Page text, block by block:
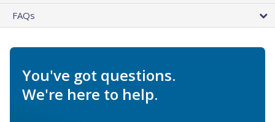
FAQs
You've got questions.
We're here to help.